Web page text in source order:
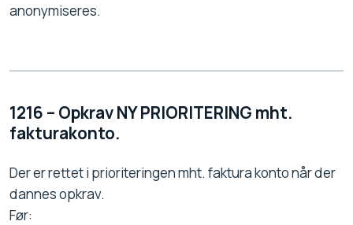
anonymiseres.
1216 – Opkrav NY PRIORITERING mht.
fakturakonto.
Der er rettet i prioriteringen mht. faktura konto når der
dannes opkrav.
Før: